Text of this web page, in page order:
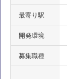
最寄り駅
開発環境
募集職種